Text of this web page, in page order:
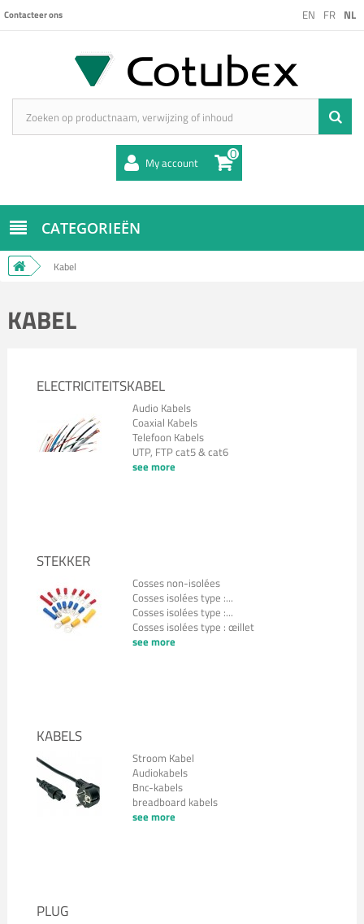
EN FR NL
Contacteer ons
My account 0
CATEGORIEËN
Kabel
KABEL
ELECTRICITEITSKABEL
Audio Kabels
Coaxial Kabels
Telefoon Kabels
UTP, FTP cat5 & cat6
see more
STEKKER
Cosses non-isolées
Cosses isolées type :...
Cosses isolées type :...
Cosses isolées type : œillet
see more
KABELS
Stroom Kabel
Audiokabels
Bnc-kabels
breadboard kabels
see more
PLUG